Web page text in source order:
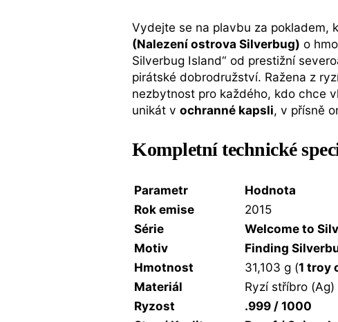
Vydejte se na plavbu za
(Nalezení ostrova Silverbug) o
Silverbug Island“ od prestižní
pirátské dobrodružství. Ražena z
nezbytnost pro každého, kdo chce
unikát vochranné kapsli, v přísně
Kompletní technické
Parametr
Hodnota
Rok emise
2015
Série
Welcome to
Motiv
Finding
Hmotnost
31,103 g (1 troy
Materiál
Ryzí stříbro (Ag)
Ryzost
.999 / 1000